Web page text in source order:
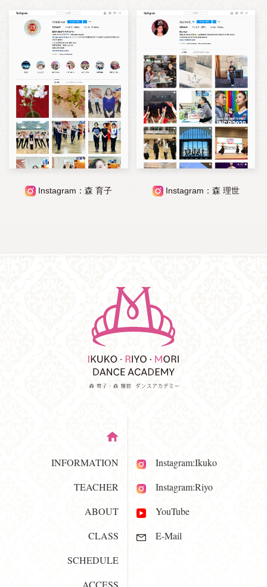
Instagram：森 育子 Instagram：森 理世
INFORMATION
TEACHER
ABOUT
CLASS
SCHEDULE
ACCESS
Instagram:Ikuko
Instagram:Riyo
YouTube
E-Mail